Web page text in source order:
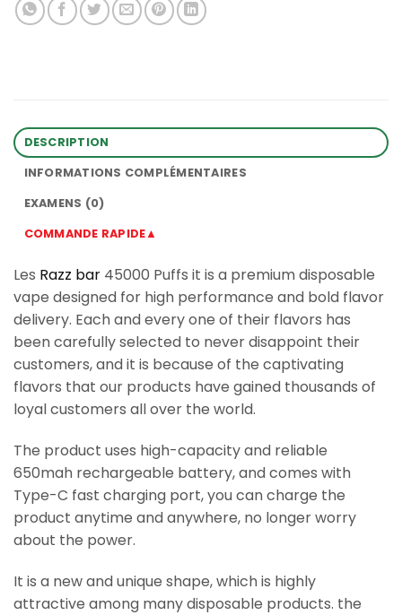
DESCRIPTION
INFORMATIONS COMPLÉMENTAIRES
EXAMENS (0)
COMMANDE RAPIDE▲
Les Razz bar 45000 Puffs it is a premium disposable
vape designed for high performance and bold flavor
delivery. Each and every one of their flavors has
been carefully selected to never disappoint their
customers, and it is because of the captivating
flavors that our products have gained thousands of
loyal customers all over the world.
The product uses high-capacity and reliable
650mah rechargeable battery, and comes with
Type-C fast charging port, you can charge the
product anytime and anywhere, no longer worry
about the power.
It is a new and unique shape, which is highly
attractive among many disposable products. the